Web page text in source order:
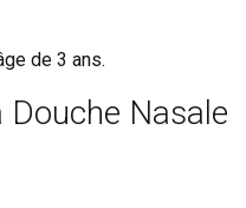
de 3 ans.
Nasale